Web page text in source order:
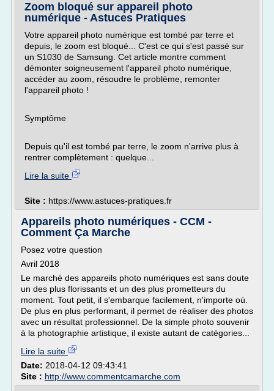
Zoom bloqué sur appareil photo
numérique - Astuces Pratiques
Votre appareil photo numérique est tombé par terre et
depuis, le zoom est bloqué... C'est ce qui s'est passé sur
un S1030 de Samsung. Cet article montre comment
démonter soigneusement l'appareil photo numérique,
accéder au zoom, résoudre le problème, remonter
l'appareil photo !
Symptôme
Depuis qu'il est tombé par terre, le zoom n'arrive plus à
rentrer complètement : quelque...
Lire la suite
Site : https://www.astuces-pratiques.fr
Appareils photo numériques - CCM -
Comment Ça Marche
Posez votre question
Avril 2018
Le marché des appareils photo numériques est sans doute
un des plus florissants et un des plus prometteurs du
moment. Tout petit, il s'embarque facilement, n'importe où.
De plus en plus performant, il permet de réaliser des photos
avec un résultat professionnel. De la simple photo souvenir
à la photographie artistique, il existe autant de catégories...
Lire la suite
Date: 2018-04-12 09:43:41
Site : http://www.commentcamarche.com